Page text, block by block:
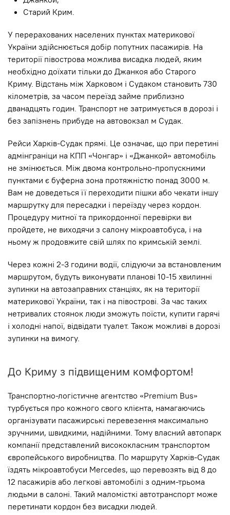
Старий Крим.
У перерахованих населених пунктах материкової
України здійснюється добір попутних пасажирів. На
території півострова можлива висадка людей, яким
необхідно доїхати тільки до Джанкоя або Старого
Криму. Відстань між Харковом і Судаком становить 730
кілометрів, за часом переїзд займе приблизно
дванадцять годин. Транспорт не затримується в дорозі і
без запізнень прибуде на автовокзал м Судак.
Рейси Харків-Судак прямі. Це означає, що при перетині
адмінграніци на КПП «Чонгар» і «Джанкой» автомобіль
не змінюється. Між двома контрольно-пропускними
пунктами є буферна зона протяжністю понад 3000 м.
Вам не доведеться її переходити пішки або чекати іншу
маршрутку для пересадки і переїзду через кордон.
Процедуру митної та прикордонної перевірки ви
пройдете, не виходячи з салону мікроавтобуса, і на
ньому ж продовжите свій шлях по кримській землі.
Через кожні 2-3 години водії, слідуючи за встановленим
маршрутом, будуть виконувати планові 10-15 хвилинні
зупинки на автозаправних станціях, як на території
материкової України, так і на півострові. За час таких
нетривалих стоянок люди зможуть поїсти, купити гарячі
і холодні напої, відвідати туалет. Також можливі в дорозі
зупинки на вимогу.
До Криму з підвищеним комфортом!
Транспортно-логістичне агентство «Premium Bus»
турбується про кожного свого клієнта, намагаючись
організувати пасажирські перевезення максимально
зручними, швидкими, надійними. Тому власний автопарк
компанії представлений висококласним транспортом
європейського виробництва. По маршруту Харків-Судак
їздять мікроавтобуси Mercedes, що перевозять від 8 до
12 пасажирів або легкові автомобілі з одним-трьома
людьми в салоні. Такий маломісткі автотранспорт може
перетинати кордон без висадки людей.